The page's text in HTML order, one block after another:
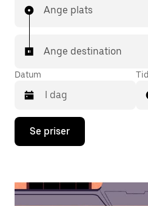
Ange plats
Ange destination
Datum
Tryck
nedåtpilen
kalendern
Tid
Se priser